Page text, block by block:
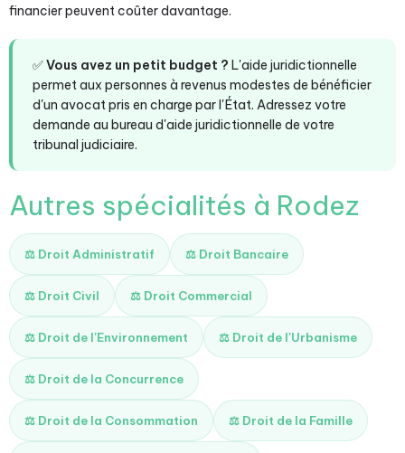
financier peuvent coûter davantage.
✅Vous avez un petit budget ? L'aide juridictionnelle
permet aux personnes à revenus modestes de bénéficier
d'un avocat pris en charge par l'État. Adressez votre
demande au bureau d'aide juridictionnelle de votre
tribunal judiciaire.
Autres spécialités à Rodez
⚖️ Droit Administratif ⚖️ Droit Bancaire
⚖️ Droit Civil ⚖️ Droit Commercial
⚖️ Droit de l'Environnement ⚖️ Droit de l'Urbanisme
⚖️ Droit de la Concurrence
⚖️ Droit de la Consommation ⚖️ Droit de la Famille